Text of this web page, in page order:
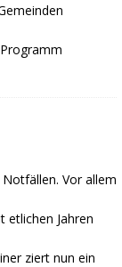
Vor allem
etlichen Jahren
ziert nun ein